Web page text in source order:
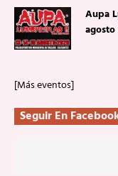
Aupa
[Más eventos]
Seguir En